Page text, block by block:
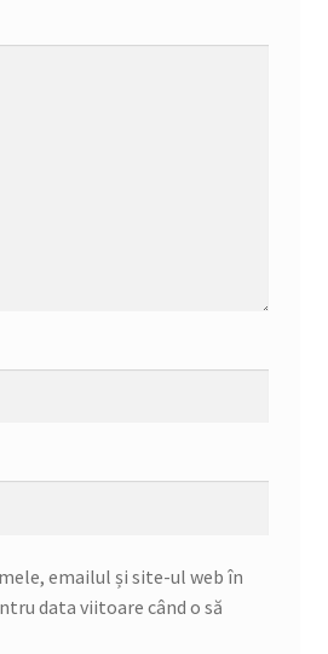
emailul și site-ul web în
data viitoare când o să